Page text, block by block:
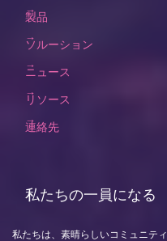
製品
ソルーション
ニュース
リソース
連絡先
私たちの一員になる
私たちは、素晴らしいコミュニティ